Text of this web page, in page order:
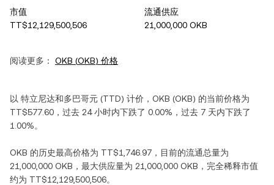
市值
TT$12,129,500,506
流通供应
21,000,000 OKB
阅读更多： OKB (OKB) 价格
以 特立尼达和多巴哥元 (TTD) 计价， OKB (OKB) 的当前价格为
TT$577.60 ，过去 24 小时内下跌了 0.00% ，过去 7 天内下跌了
1.00%。
OKB 的历史最高价格为 TT$1,746.97 ，目前的流通总量为
21,000,000 OKB ，最大供应量为 21,000,000 OKB ，完全稀释市值
约为 TT$12,129,500,506。